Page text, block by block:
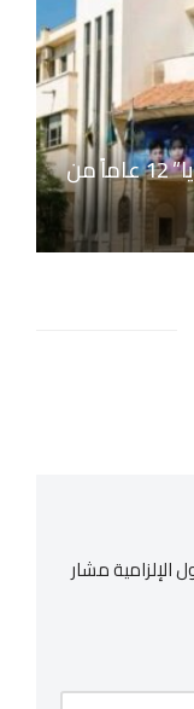
كابوس النتائج.. حين تختزل “البكالوريا” 12 عاماً من
الإلزامية مشار